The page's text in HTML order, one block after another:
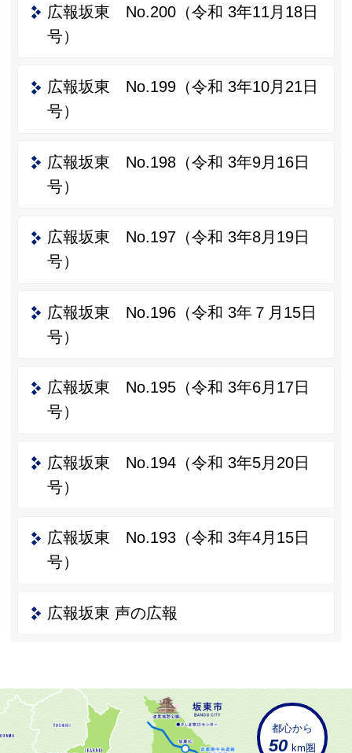
広報坂東 No.200（令和 3年11月18日
号）
広報坂東 No.199（令和 3年10月21日
号）
広報坂東 No.198（令和 3年9月16日
号）
広報坂東 No.197（令和 3年8月19日
号）
広報坂東 No.196（令和 3年７月15日
号）
広報坂東 No.195（令和 3年6月17日
号）
広報坂東 No.194（令和 3年5月20日
号）
広報坂東 No.193（令和 3年4月15日
号）
広報坂東 声の広報
都心から
50 km圏